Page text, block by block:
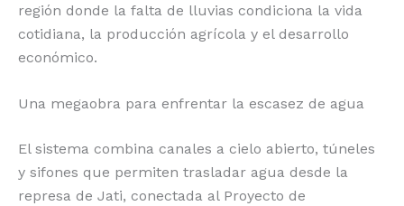
región donde la falta de lluvias condiciona la vida
cotidiana, la producción agrícola y el desarrollo
económico.
Una megaobra para enfrentar la escasez de agua
El sistema combina canales a cielo abierto, túneles
y sifones que permiten trasladar agua desde la
represa de Jati, conectada al Proyecto de